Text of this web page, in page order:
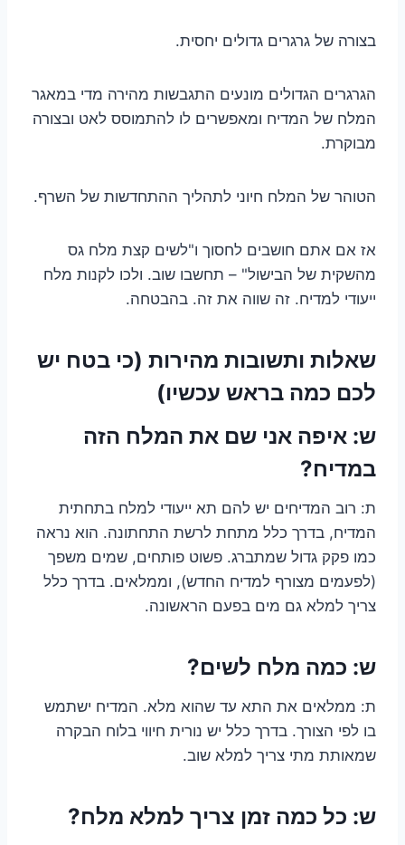
בצורה של גרגרים גדולים יחסית.
הגרגרים הגדולים מונעים התגבשות מהירה מדי במאגר
המלח של המדיח ומאפשרים לו להתמוסס לאט ובצורה
מבוקרת.
הטוהר של המלח חיוני לתהליך ההתחדשות של השרף.
אז אם אתם חושבים לחסוך ו"לשים קצת מלח גס
מהשקית של הבישול" – תחשבו שוב. ולכו לקנות מלח
ייעודי למדיח. זה שווה את זה. בהבטחה.
שאלות ותשובות מהירות (כי בטח יש
לכם כמה בראש עכשיו)
ש: איפה אני שם את המלח הזה
במדיח?
ת: רוב המדיחים יש להם תא ייעודי למלח בתחתית
המדיח, בדרך כלל מתחת לרשת התחתונה. הוא נראה
כמו פקק גדול שמתברג. פשוט פותחים, שמים משפך
(לפעמים מצורף למדיח החדש), וממלאים. בדרך כלל
צריך למלא גם מים בפעם הראשונה.
ש: כמה מלח לשים?
ת: ממלאים את התא עד שהוא מלא. המדיח ישתמש
בו לפי הצורך. בדרך כלל יש נורית חיווי בלוח הבקרה
שמאותת מתי צריך למלא שוב.
ש: כל כמה זמן צריך למלא מלח?